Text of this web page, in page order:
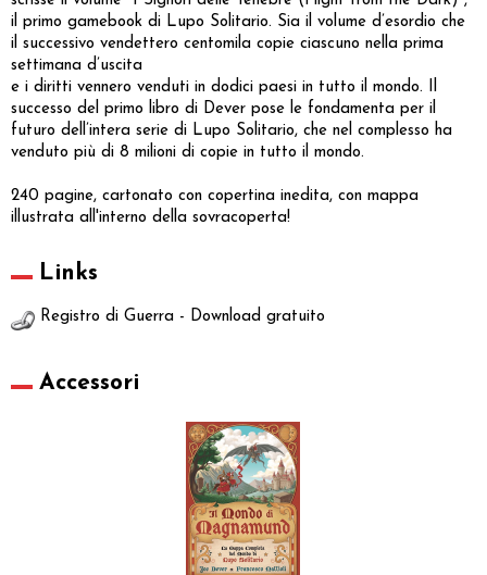
il primo gamebook di Lupo Solitario. Sia il volume d’esordio che
il successivo vendettero centomila copie ciascuno nella prima
settimana d’uscita
e i diritti vennero venduti in dodici paesi in tutto il mondo. Il
successo del primo libro di Dever pose le fondamenta per il
futuro dell’intera serie di Lupo Solitario, che nel complesso ha
venduto più di 8 milioni di copie in tutto il mondo.
240 pagine, cartonato con copertina inedita, con mappa
illustrata all'interno della sovracoperta!
Links
Registro di Guerra - Download gratuito
Accessori